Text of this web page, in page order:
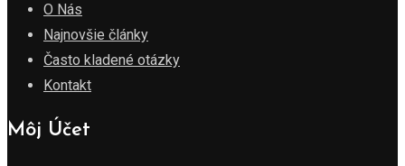
O Nás
Najnovšie články
Často kladené otázky
Kontakt
Môj Účet